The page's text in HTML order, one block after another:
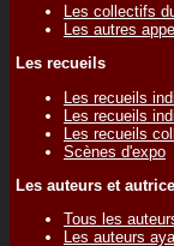
Les collectifs
Les autres
Les recueils
Les recueils
Les recueils
Les recueils
Scènes d'expo
Les auteurs et
Tous les
Les auteurs